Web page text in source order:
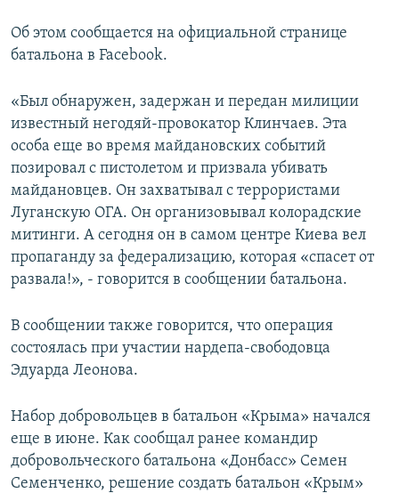
ПРОПАВШИЕ БЕЗ ВЕСТИ
КРЫМ.НЕПОКОРЕННЫЙ
ELIFBE
УКРАИНСКАЯ ПРОБЛЕМА КРЫМА
Qırımtatar
Все сайты RFE/RL
Об этом сообщается на официальной странице
батальона в Facebook.
«Был обнаружен, задержан и передан милиции
известный негодяй-провокатор Клинчаев. Эта
особа еще во время майдановских событий
позировал с пистолетом и призвала убивать
майдановцев. Он захватывал с террористами
Луганскую ОГА. Он организовывал колорадские
митинги. А сегодня он в самом центре Киева вел
пропаганду за федерализацию, которая «спасет от
развала!», ‑ говорится в сообщении батальона.
В сообщении также говорится, что операция
состоялась при участии нардепа-свободовца
Эдуарда Леонова.
Набор добровольцев в батальон «Крыма» начался
еще в июне. Как сообщал ранее командир
добровольческого батальона «Донбасс» Семен
Семенченко, решение создать батальон «Крым»